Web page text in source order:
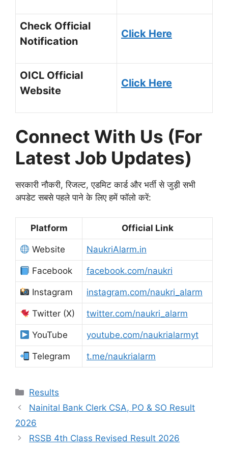
Check Official
Notification
Click Here
OICL Official
Website
Click Here
Connect With Us (For
Latest Job Updates)
सरकारी नौकरी, रिजल्ट, एडमिट कार्ड और भर्ती से जुड़ी सभी
अपडेट सबसे पहले पाने के लिए हमें फॉलो करें:
Platform Official Link
Website NaukriAlarm.in
Facebook facebook.com/naukri
Instagram instagram.com/naukri_alarm
Twitter (X) twitter.com/naukri_alarm
YouTube youtube.com/naukrialarmyt
Telegram t.me/naukrialarm
Results
Nainital Bank Clerk CSA, PO & SO Result
2026
RSSB 4th Class Revised Result 2026